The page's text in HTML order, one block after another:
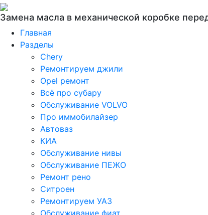
Замена масла в механической коробке
Главная
Разделы
Chery
Ремонтируем джили
Opel ремонт
Всё про субару
Обслуживание VOLVO
Про иммобилайзер
Автоваз
КИА
Обслуживание нивы
Обслуживание ПЕЖО
Ремонт рено
Ситроен
Ремонтируем УАЗ
Обслуживание фиат